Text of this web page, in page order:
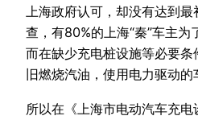
上海政府认可，却没有达到
查，有80%的上海“秦”车主为
而在缺少充电桩设施等必要
旧燃烧汽油，使用电力驱动的
所以在《上海市电动汽车充电